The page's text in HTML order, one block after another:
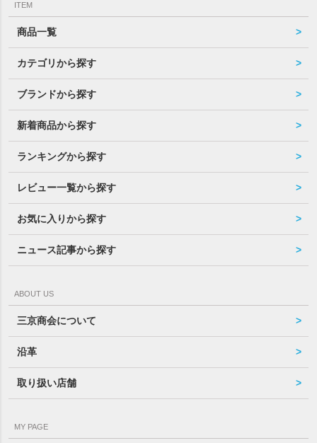
ITEM
商品一覧
カテゴリから探す
ブランドから探す
新着商品から探す
ランキングから探す
レビュー一覧から探す
お気に入りから探す
ニュース記事から探す
ABOUT US
三京商会について
沿革
取り扱い店舗
MY PAGE